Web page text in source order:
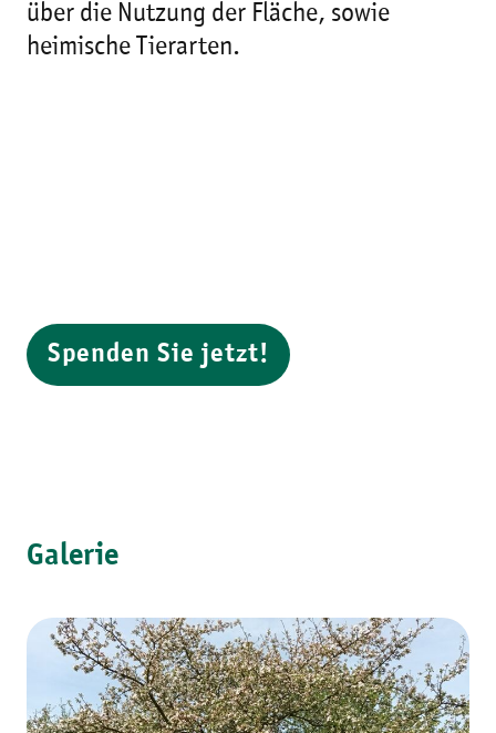
über die Nutzung der Fläche, sowie
heimische Tierarten.
Spenden Sie jetzt!
Galerie